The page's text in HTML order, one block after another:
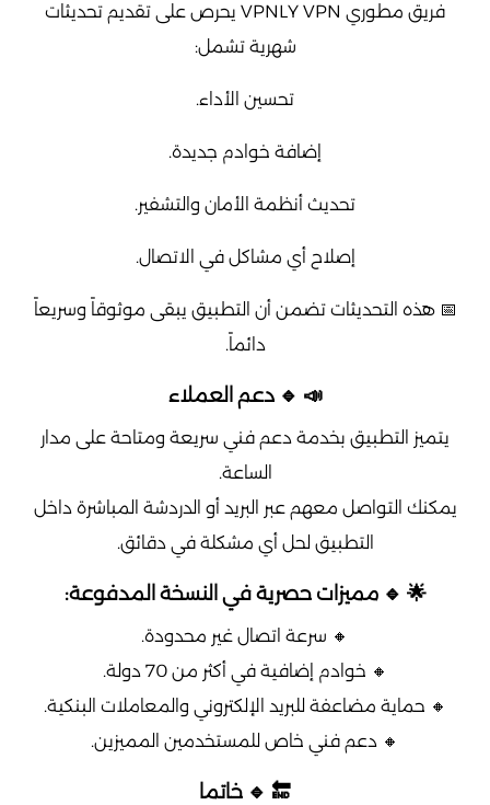
فريق مطوري VPNLY VPN يحرص على تقديم تحديثات
شهرية تشمل:
تحسين الأداء.
إضافة خوادم جديدة.
تحديث أنظمة الأمان والتشفير.
إصلاح أي مشاكل في الاتصال.
📅 هذه التحديثات تضمن أن التطبيق يبقى موثوقاً وسريعاً
دائماً.
📣 🔹 دعم العملاء
يتميز التطبيق بخدمة دعم فني سريعة ومتاحة على مدار
الساعة.
يمكنك التواصل معهم عبر البريد أو الدردشة المباشرة داخل
التطبيق لحل أي مشكلة في دقائق.
🌟 🔹 مميزات حصرية في النسخة المدفوعة:
🔸 سرعة اتصال غير محدودة.
🔸 خوادم إضافية في أكثر من 70 دولة.
🔸 حماية مضاعفة للبريد الإلكتروني والمعاملات البنكية.
🔸 دعم فني خاص للمستخدمين المميزين.
🔚 🔹 خاتما